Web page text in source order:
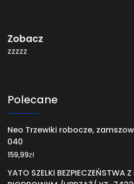
Zobacz
zzzzz
Polecane
Neo Trzewiki robocze,
040
159,99zł
YATO SZELKI BEZPIECZEŃSTWA Z